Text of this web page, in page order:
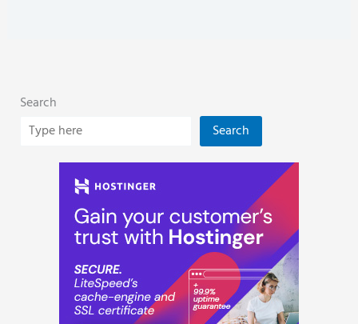
Search
Search